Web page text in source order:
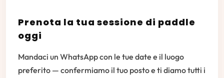
Prenota la tua sessione di paddle
oggi
Mandaci un WhatsApp con le tue date e il luogo
preferito — confermiamo il tuo posto e ti diamo tutti i